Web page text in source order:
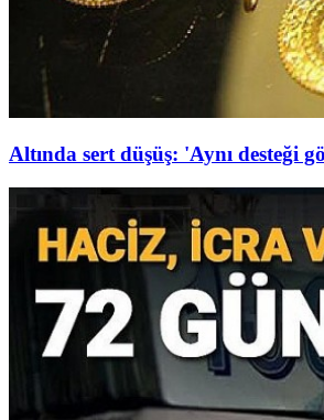
Altında sert düşüş: 'Aynı desteği